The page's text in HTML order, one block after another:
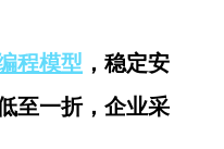
程模型 ，稳定安
至一折，企业采